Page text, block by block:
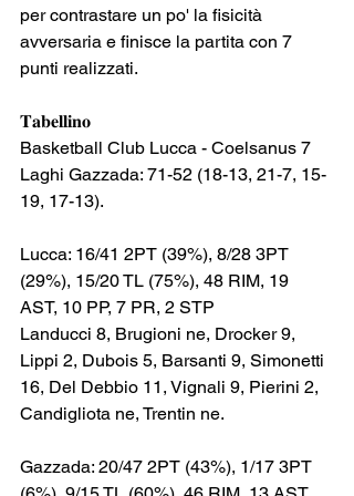
per contrastare un po' la fisicità
avversaria e finisce la partita con 7
punti realizzati.
𝐓𝐚𝐛𝐞𝐥𝐥𝐢𝐧𝐨
Basketball Club Lucca - Coelsanus 7
Laghi Gazzada: 71-52 (18-13, 21-7, 15-
19, 17-13).
Lucca: 16/41 2PT (39%), 8/28 3PT
(29%), 15/20 TL (75%), 48 RIM, 19
AST, 10 PP, 7 PR, 2 STP
Landucci 8, Brugioni ne, Drocker 9,
Lippi 2, Dubois 5, Barsanti 9, Simonetti
16, Del Debbio 11, Vignali 9, Pierini 2,
Candigliota ne, Trentin ne.
Gazzada: 20/47 2PT (43%), 1/17 3PT